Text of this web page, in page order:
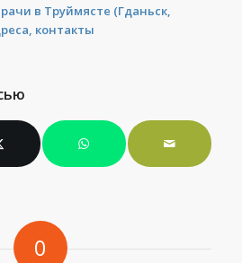
в Труймясте (Гданьск,
контакты
0